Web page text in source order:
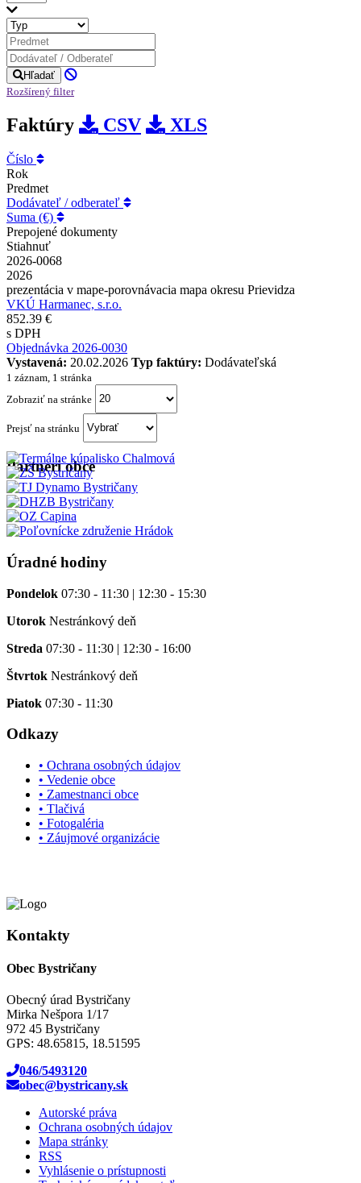
Hľadať
Rozšírený filter
Faktúry CSV XLS
Číslo
Rok
Predmet
Dodávateľ / odberateľ
Suma (€)
Prepojené dokumenty
Stiahnuť
2026-0068
2026
prezentácia v mape-porovnávacia mapa okresu Prievidza
VKÚ Harmanec, s.r.o.
852.39 €
s DPH
Objednávka 2026-0030
Vystavená: 20.02.2026 Typ faktúry: Dodávateľská
1 záznam, 1 stránka
Zobraziť na stránke
Prejsť na stránku
Partneri obce
Úradné hodiny
Pondelok 07:30 - 11:30 | 12:30 - 15:30
Utorok Nestránkový deň
Streda 07:30 - 11:30 | 12:30 - 16:00
Štvrtok Nestránkový deň
Piatok 07:30 - 11:30
Odkazy
• Ochrana osobných údajov
• Vedenie obce
• Zamestnanci obce
• Tlačivá
• Fotogaléria
• Záujmové organizácie
Kontakty
Obec Bystričany
Obecný úrad Bystričany
Mirka Nešpora 1/17
972 45 Bystričany
GPS: 48.65815, 18.51595
046/5493120
obec@bystricany.sk
Autorské práva
Ochrana osobných údajov
Mapa stránky
RSS
Vyhlásenie o prístupnosti